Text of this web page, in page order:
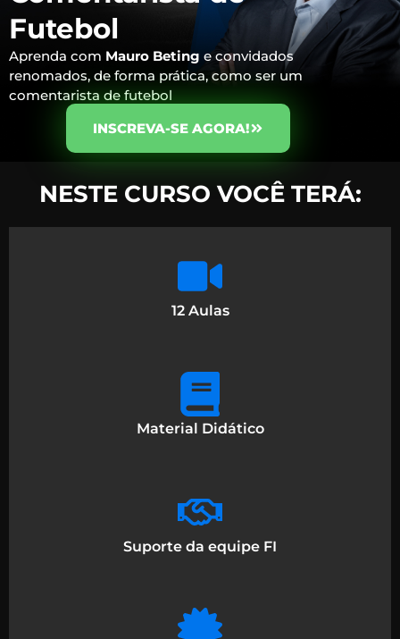
Futebol
Aprenda com Mauro Beting e convidados
renomados, de forma prática, como ser um
comentarista de futebol
INSCREVA-SE AGORA!
NESTE CURSO VOCÊ TERÁ:
12 Aulas
Material Didático
Suporte da equipe FI